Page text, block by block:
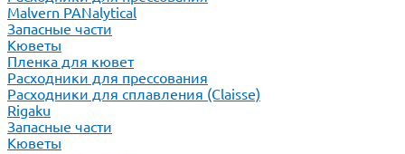
Malvern PANalytical
Запасные части
Кюветы
Пленка для кювет
Расходники для прессования
Расходники для сплавления (Claisse)
Rigaku
Запасные части
Кюветы